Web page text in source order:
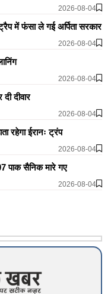
2026-08-04
में फंसा ले गई अर्पिता सरकार
2026-08-04
2026-08-04
दीवार
2026-08-04
रहेगा ईरानः ट्रंप
2026-08-04
पाक सैनिक मारे गए
2026-08-04